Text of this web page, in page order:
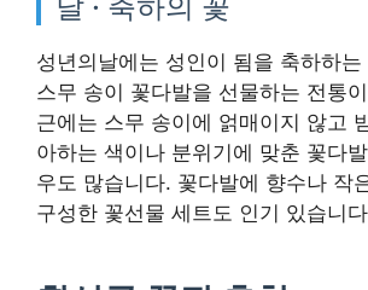
성년의날에는 성인이 됨을 축하하는
스무 송이 꽃다발을 선물하는 전통
근에는 스무 송이에 얽매이지 않고
아하는 색이나 분위기에 맞춘 꽃다
우도 많습니다. 꽃다발에 향수나 작
구성한 꽃선물 세트도 인기 있습니